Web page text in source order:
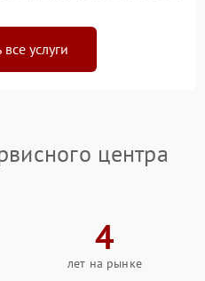
услуги
центра
4
лет на рынке